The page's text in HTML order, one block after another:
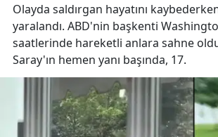
Olayda saldırgan hayatını
yaralandı. ABD'nin başkenti
saatlerinde hareketli anlara sahne
Saray'ın hemen yanı başında, 17.